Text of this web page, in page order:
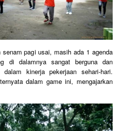
pagi usai, masih ada 1 agenda
di dalamnya sangat berguna dan
kinerja pekerjaan sehari-hari.
dalam game ini, mengajarkan